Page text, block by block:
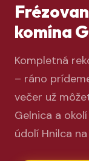
komína
Kompletná
– ráno
večer už
Gelnica a
údolí Hnilca